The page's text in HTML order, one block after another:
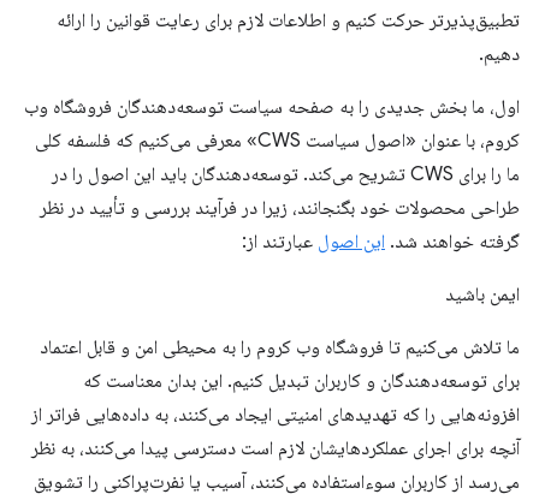
تطبیق‌پذیرتر حرکت کنیم و اطلاعات لازم برای رعایت قوانین را ارائه
دهیم.
اول، ما بخش جدیدی را به صفحه سیاست توسعه‌دهندگان فروشگاه وب
کروم، با عنوان «اصول سیاست CWS» معرفی می‌کنیم که فلسفه کلی
ما را برای CWS تشریح می‌کند. توسعه‌دهندگان باید این اصول را در
طراحی محصولات خود بگنجانند، زیرا در فرآیند بررسی و تأیید در نظر
گرفته خواهند شد. این اصول عبارتند از:
ایمن باشید
ما تلاش می‌کنیم تا فروشگاه وب کروم را به محیطی امن و قابل اعتماد
برای توسعه‌دهندگان و کاربران تبدیل کنیم. این بدان معناست که
افزونه‌هایی را که تهدیدهای امنیتی ایجاد می‌کنند، به داده‌هایی فراتر از
آنچه برای اجرای عملکردهایشان لازم است دسترسی پیدا می‌کنند، به نظر
می‌رسد از کاربران سوءاستفاده می‌کنند، آسیب یا نفرت‌پراکنی را تشویق